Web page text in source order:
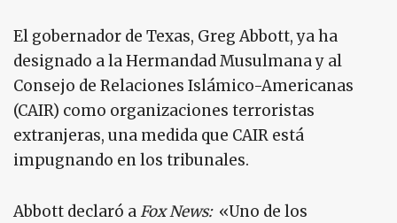
El gobernador de Texas, Greg Abbott, ya ha
designado a la Hermandad Musulmana y al
Consejo de Relaciones Islámico-Americanas
(CAIR) como organizaciones terroristas
extranjeras, una medida que CAIR está
impugnando en los tribunales.
Abbott declaró a Fox News: «Uno de los